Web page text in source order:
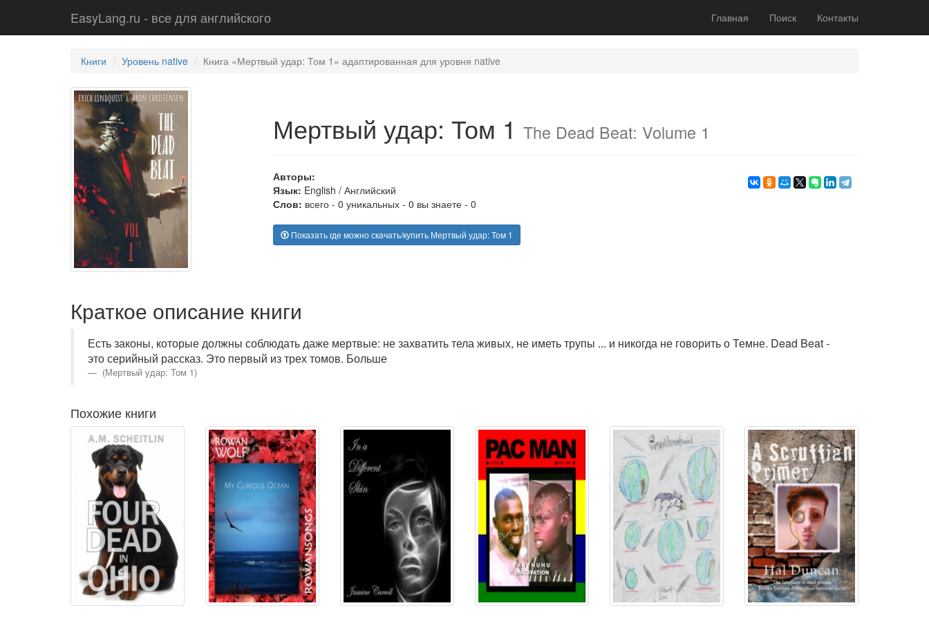
EasyLang.ru - все для английского Главная Поиск Контакты
Книги Уровень native Книга «Мертвый удар: Том 1» адаптированная для уровня native
Мертвый удар: Том 1 The Dead Beat: Volume 1
Авторы:
Язык: English / Английский
Слов: всего - 0 уникальных - 0 вы знаете - 0
Показать где можно скачать/купить Мертвый удар: Том 1
Краткое описание книги
Есть законы, которые должны соблюдать даже мертвые: не захватить тела живых, не иметь трупы ... и никогда не говорить о Темне. Dead Beat -
это серийный рассказ. Это первый из трех томов. Больше
(Мертвый удар: Том 1)
Похожие книги